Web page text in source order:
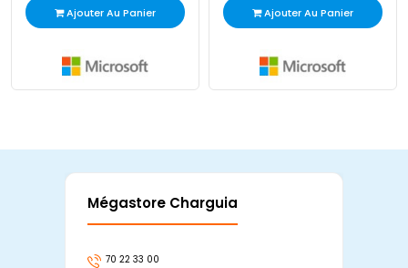
Ajouter Au Panier Ajouter Au Panier
Mégastore Charguia
70 22 33 00